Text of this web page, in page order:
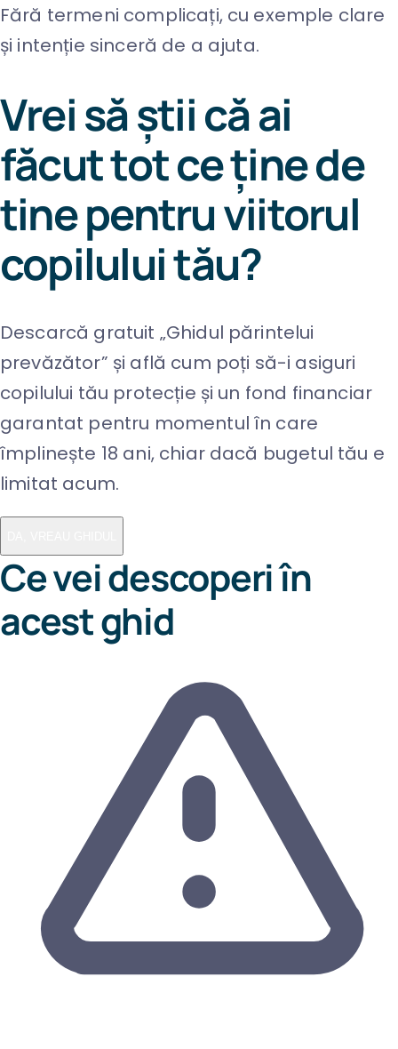
Fără termeni complicați, cu exemple clare
și intenție sinceră de a ajuta.
Vrei să știi că ai
făcut tot ce ține de
tine pentru viitorul
copilului tău?
Descarcă gratuit „Ghidul părintelui
prevăzător” și află cum poți să-i asiguri
copilului tău protecție și un fond financiar
garantat pentru momentul în care
împlinește 18 ani, chiar dacă bugetul tău e
limitat acum.
Ce vei descoperi în
acest ghid